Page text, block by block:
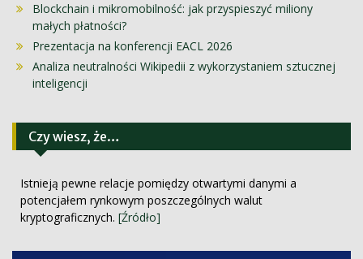
Blockchain i mikromobilność: jak przyspieszyć miliony
małych płatności?
Prezentacja na konferencji EACL 2026
Analiza neutralności Wikipedii z wykorzystaniem sztucznej
inteligencji
Czy wiesz, że…
Istnieją pewne relacje pomiędzy otwartymi danymi a
potencjałem rynkowym poszczególnych walut
kryptograficznych. [Źródło]